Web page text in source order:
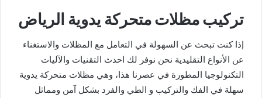
تركيب مظلات متحركة يدوية الرياض
إذا كنت تبحث عن السهولة في التعامل مع المظلات والاستغناء
عن الأنواع التقليدية نحن نوفر لك احدث التقنيات والآليات
التكنولوجيا المطورة في عصرنا هذا، وهي مظلات متحركة يدوية
سهلة في الفك والتركيب و الطي والفرد بشكل آمن ومماثل